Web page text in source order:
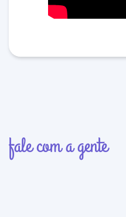
fale com a gente